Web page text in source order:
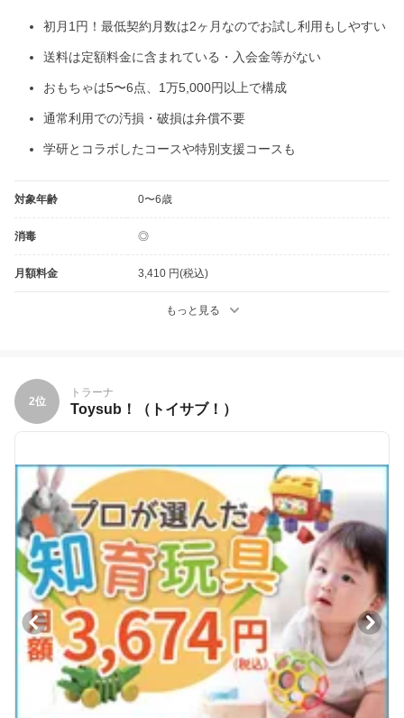
初月1円！最低契約月数は2ヶ月なのでお試し利用もしやすい
送料は定額料金に含まれている・入会金等がない
おもちゃは5〜6点、1万5,000円以上で構成
通常利用での汚損・破損は弁償不要
学研とコラボしたコースや特別支援コースも
対象年齢 0〜6歳
消毒 ◎
月額料金 3,410 円(税込)
もっと見る
2位
トラーナ
Toysub！（トイサブ！）